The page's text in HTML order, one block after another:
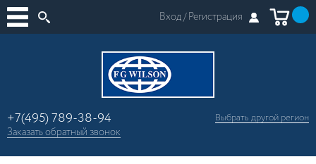
Вход /Регистрация
+7(495) 789-38-94
Заказатьобратный звонок
Выбрать другой регион